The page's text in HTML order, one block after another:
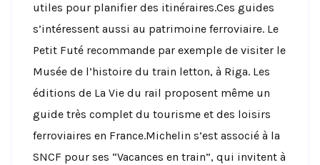
utiles pour planifier des itinéraires.Ces guides
s’intéressent aussi au patrimoine ferroviaire. Le
Petit Futé recommande par exemple de visiter le
Musée de l’histoire du train letton, à Riga. Les
éditions de La Vie du rail proposent même un
guide très complet du tourisme et des loisirs
ferroviaires en France.Michelin s’est associé à la
SNCF pour ses “Vacances en train”, qui invitent à